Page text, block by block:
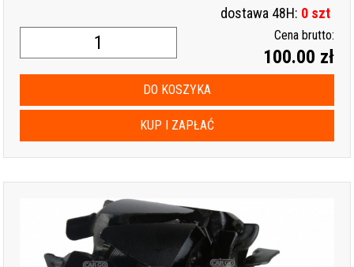
dostawa 48H: 0 szt
Cena brutto:
100.00 zł
DO KOSZYKA
KUP I ZAPŁAĆ